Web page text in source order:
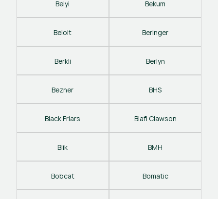
Beiyi Bekum
Beloit Beringer
Berkli Berlyn
Bezner BHS
Black Friars Blafl Clawson
Blik BMH
Bobcat Bomatic